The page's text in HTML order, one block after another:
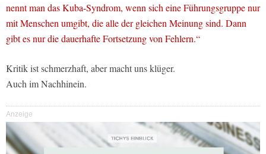
nennt man das Kuba-Syndrom, wenn sich eine Führungsgruppe nur
mit Menschen umgibt, die alle der gleichen Meinung sind. Dann
gibt es nur die dauerhafte Fortsetzung von Fehlern.“
Kritik ist schmerzhaft, aber macht uns klüger.
Auch im Nachhinein.
Anzeige